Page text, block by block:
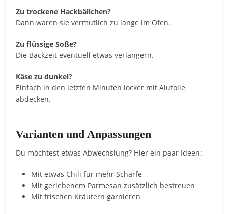
Zu trockene Hackbällchen?
Dann waren sie vermutlich zu lange im Ofen.
Zu flüssige Soße?
Die Backzeit eventuell etwas verlängern.
Käse zu dunkel?
Einfach in den letzten Minuten locker mit Alufolie
abdecken.
Varianten und Anpassungen
Du möchtest etwas Abwechslung? Hier ein paar Ideen:
Mit etwas Chili für mehr Schärfe
Mit geriebenem Parmesan zusätzlich bestreuen
Mit frischen Kräutern garnieren